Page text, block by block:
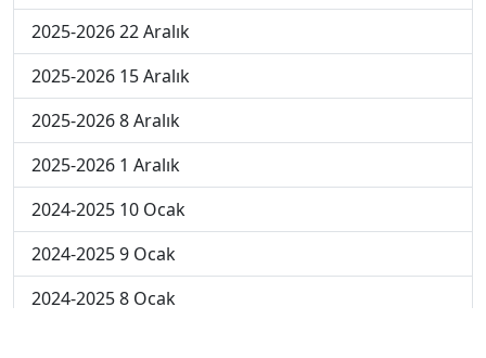
2025-2026 22 Aralık
2025-2026 15 Aralık
2025-2026 8 Aralık
2025-2026 1 Aralık
2024-2025 10 Ocak
2024-2025 9 Ocak
2024-2025 8 Ocak